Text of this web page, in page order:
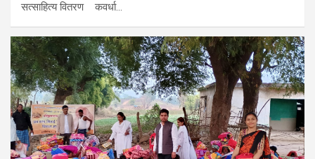
सत्साहित्य वितरण कवर्धा…